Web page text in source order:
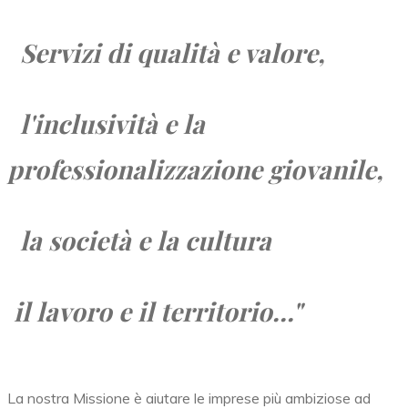
Servizi di qualità e valore,
l'inclusività e la
professionalizzazione giovanile,
la società ela cultura
il lavoro eil territorio..."
La nostra Missione è aiutare le imprese più ambiziose ad